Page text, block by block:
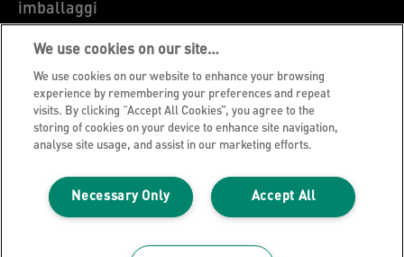
imballaggi
Blog Leitz
Carriere
Leitz EasyPrint
Ti serve assistenza?
Condizioni di garanzia
Dichiarazioni di conformità
Mappa del sito
We use cookies on our site…
We use cookies on our website to enhance your browsing
experience by remembering your preferences and repeat
visits. By clicking “Accept All Cookies”, you agree to the
storing of cookies on your device to enhance site navigation,
analyse site usage, and assist in our marketing efforts.
Accept All
Necessary Only